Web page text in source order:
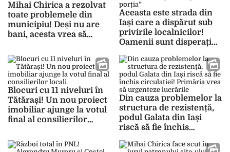
Mihai Chirica a rezolvat
toate problemele din
municipiu! Deși nu are
bani, acesta vrea să
urbană pentru care va
cheltui peste 6 milioane
de euro
Aceasta este strada din
Iași care a dispărut sub
privirile localnicilor!
Oamenii sunt disperați
intervine: „Este un
dezastru! Am primit apă
cu porția”
Blocuri cu 11 niveluri în
Tătărași! Un nou proiect
imobiliar ajunge la votul
final al consilierilor
Din cauza problemelor la
structura de rezistență,
podul Galata din Iași
riscă să fie închis
să urgenteze lucrările